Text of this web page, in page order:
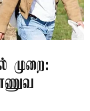
முறை: